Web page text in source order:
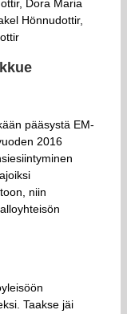
Dora Maria
Hönnudottir,
pääsystä EM-
2016
niin
Taakse jäi